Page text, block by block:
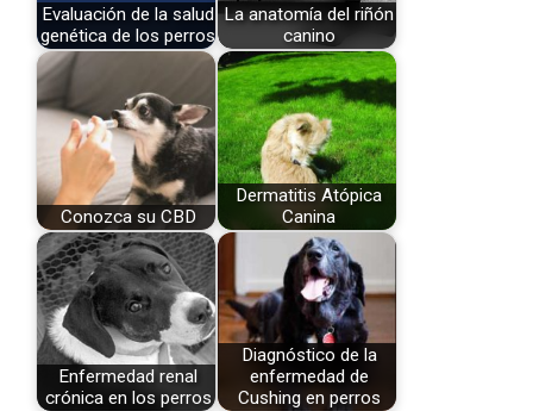
Evaluación de la salud
genética de los perros
La anatomía del riñón
canino
Conozca su CBD
Dermatitis Atópica
Canina
Enfermedad renal
crónica en los perros
Diagnóstico de la
enfermedad de
Cushing en perros